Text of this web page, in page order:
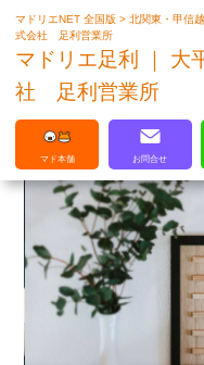
マドリエ
マドリエNET 全国版>北関東・甲信
式会社 足利営業所
マドリエ足利 ｜ 大
社 足利営業所
マド本舗 お問合せ